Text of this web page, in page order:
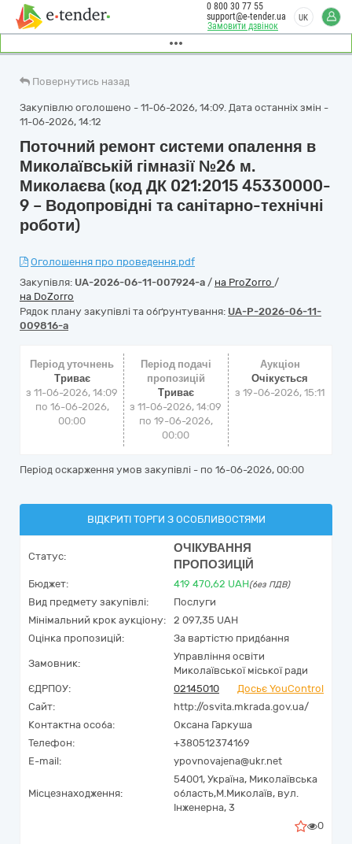
Замовити дзвінок
0 800 30 77 55
support@e-tender.ua
UK
Повернутись назад
Закупівлю оголошено - 11-06-2026, 14:09. Дата останніх змін -
11-06-2026, 14:12
Поточний ремонт системи опалення в
Миколаївській гімназії №26 м.
Миколаєва (код ДК 021:2015 45330000-
9 – Водопровідні та санітарно-технічні
роботи)
Оголошення про проведення.pdf
Закупівля: UA-2026-06-11-007924-a / на ProZorro /
на DoZorro
Рядок плану закупівлі та обґрунтування: UA-P-2026-06-11-
009816-a
Період уточнень
Триває
з 11-06-2026, 14:09
по 16-06-2026,
00:00
Період подачі
пропозицій
Триває
з 11-06-2026, 14:09
по 19-06-2026,
00:00
Аукціон
Очікується
з19-06-2026, 15:11
Період оскарження умов закупівлі - по 16-06-2026, 00:00
ВІДКРИТІ ТОРГИ З ОСОБЛИВОСТЯМИ
Статус:
ОЧІКУВАННЯ
ПРОПОЗИЦІЙ
Бюджет: 419 470,62 UAH(без ПДВ)
Вид предмету закупівлі:
Послуги
Мінімальний крок аукціону:
2 097,35 UAH
Оцінка пропозицій:
За вартістю придбання
Замовник:
Управління освіти
Миколаївської міської ради
ЄДРПОУ:
02145010
Досьє YouControl
Сайт:
http://osvita.mkrada.gov.ua/
Контактна особа:
Оксана Гаркуша
Телефон:
+380512374169
E-mail:
ypovnovajena@ukr.net
Місцезнаходження:
54001, Україна, Миколаївська
область,М.Миколаїв, вул.
Інженерна, 3
0